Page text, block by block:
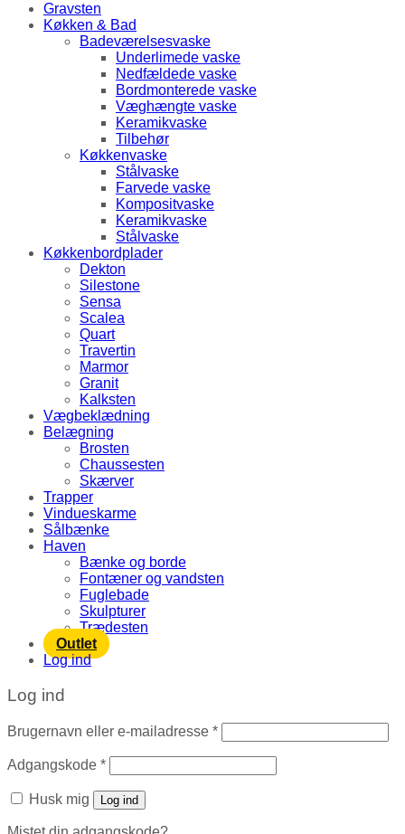
Gravsten
Køkken & Bad
Badeværelsesvaske
Underlimede vaske
Nedfældede vaske
Bordmonterede vaske
Væghængte vaske
Keramikvaske
Tilbehør
Køkkenvaske
Stålvaske
Farvede vaske
Kompositvaske
Keramikvaske
Stålvaske
Køkkenbordplader
Dekton
Silestone
Sensa
Scalea
Quart
Travertin
Marmor
Granit
Kalksten
Vægbeklædning
Belægning
Brosten
Chaussesten
Skærver
Trapper
Vindueskarme
Sålbænke
Haven
Bænke og borde
Fontæner og vandsten
Fuglebade
Skulpturer
Trædesten
Outlet
Log ind
Log ind
Brugernavn eller e-mailadresse *
Adgangskode *
Husk mig Log ind